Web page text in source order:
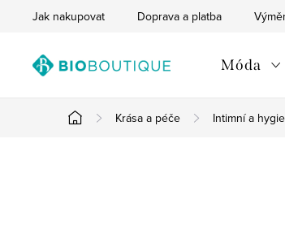
Jak nakupovat Doprava a platba
Móda
Domů
Krása a péče Intimní a